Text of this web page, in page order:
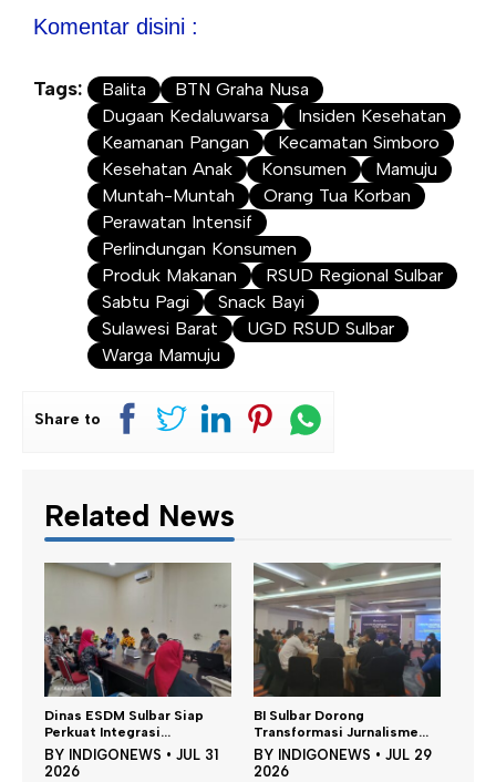
Komentar disini :
Tags: Balita
BTN Graha Nusa
Dugaan Kedaluwarsa
Insiden Kesehatan
Keamanan Pangan
Kecamatan Simboro
Kesehatan Anak
Konsumen
Mamuju
Muntah-Muntah
Orang Tua Korban
Perawatan Intensif
Perlindungan Konsumen
Produk Makanan
RSUD Regional Sulbar
Sabtu Pagi
Snack Bayi
Sulawesi Barat
UGD RSUD Sulbar
Warga Mamuju
Share to
Related News
BI Sulbar Dorong
Transformasi Jurnalisme...
BY INDIGONEWS •JUL 29
2026
Seret Oknum ASN, Polresta
Mamuju Tetapka...
BY INDIGONEWS •JUL 28
2026